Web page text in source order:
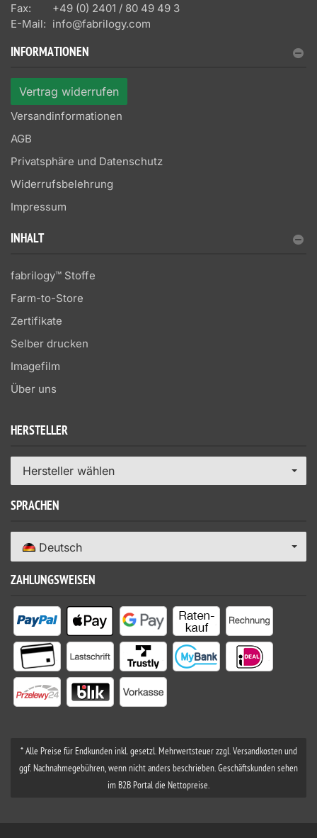
Fax:
+49 (0) 2401 / 80 49 49 3
E-Mail: info@fabrilogy.com
INFORMATIONEN
Vertrag widerrufen
Versandinformationen
AGB
Privatsphäre und Datenschutz
Widerrufsbelehrung
Impressum
INHALT
fabrilogy™ Stoffe
Farm-to-Store
Zertifikate
Selber drucken
Imagefilm
Über uns
HERSTELLER
Hersteller wählen
SPRACHEN
Deutsch
ZAHLUNGSWEISEN
* Alle Preise für Endkunden inkl. gesetzl. Mehrwertsteuer zzgl. Versandkosten und
ggf. Nachnahmegebühren, wenn nicht anders beschrieben. Geschäftskunden sehen
im B2B Portal die Nettopreise.